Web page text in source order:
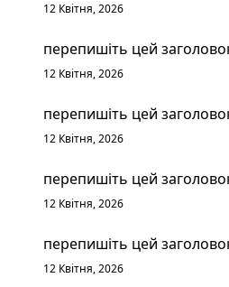
12 Квітня, 2026
перепишіть цей
12 Квітня, 2026
перепишіть цей
12 Квітня, 2026
перепишіть цей
12 Квітня, 2026
перепишіть цей
12 Квітня, 2026